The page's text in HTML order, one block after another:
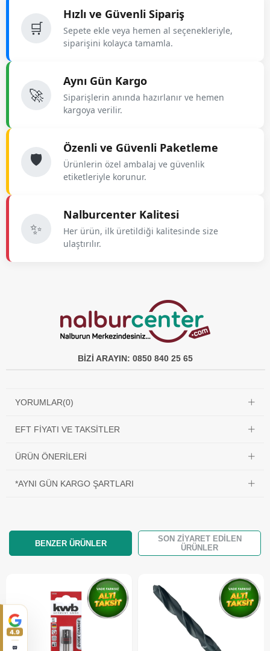
4.9
🛒
Hızlı ve Güvenli Sipariş
Sepete ekle veya hemen al seçenekleriyle,
siparişini kolayca tamamla.
🚀
Aynı Gün Kargo
Siparişlerin anında hazırlanır ve hemen
kargoya verilir.
🛡️
Özenli ve Güvenli Paketleme
Ürünlerin özel ambalaj ve güvenlik
etiketleriyle korunur.
✨
Nalburcenter Kalitesi
Her ürün, ilk üretildiği kalitesinde size
ulaştırılır.
BİZİ ARAYIN: 0850 840 25 65
YORUMLAR(0)
EFT FIYATI VE TAKSITLER
ÜRÜN ÖNERILERI
*AYNI GÜN KARGO ŞARTLARI
BENZER ÜRÜNLER
SON ZIYARET EDILEN
ÜRÜNLER